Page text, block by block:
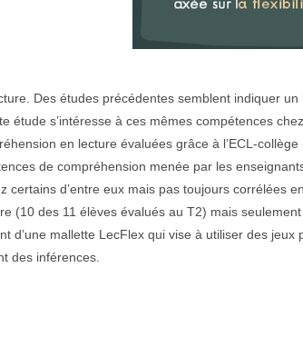
Des études précédentes semblent indiquer
s’intéresse à ces mêmes compétences
en lecture évaluées grâce à l’ECL-
de compréhension menée par les
d’entre eux mais pas toujours corrélées
(10 des 11 élèves évalués au T2) mais
mallette LecFlex qui vise à utiliser des
des inférences.